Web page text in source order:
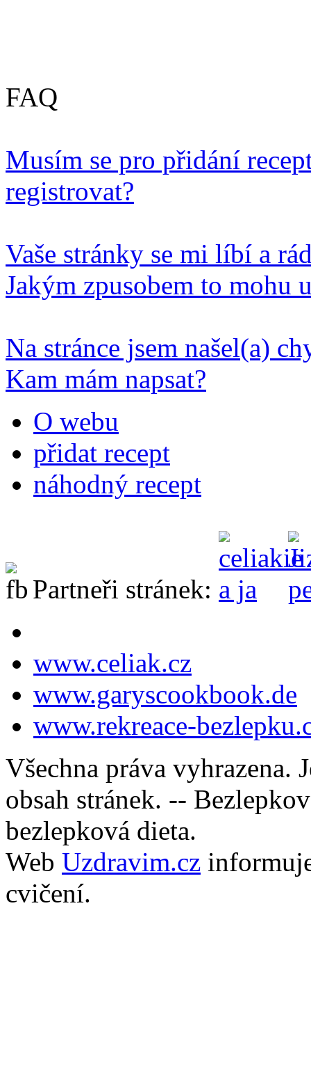
FAQ
Musím se pro přidání
registrovat?
Vaše stránky se mi líbí a
Jakým zpusobem to mohu
Na stránce jsem našel(a)
Kam mám napsat?
O webu
přidat recept
náhodný recept
Partneři stránek:
www.celiak.cz
www.garyscookbook.de
www.rekreace-
Všechna práva
obsah stránek. --
bezlepková dieta.
Web Uzdravim.cz
cvičení.